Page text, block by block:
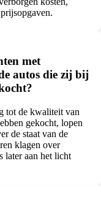
met
autos die zij bij
tot de kwaliteit van
gekocht, lopen
de staat van de
klagen over
later aan het licht